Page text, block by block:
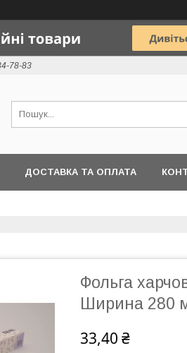
78-83
ДОСТАВКА ТА ОПЛАТА
Фольга
Ширина 280
33,40 ₴